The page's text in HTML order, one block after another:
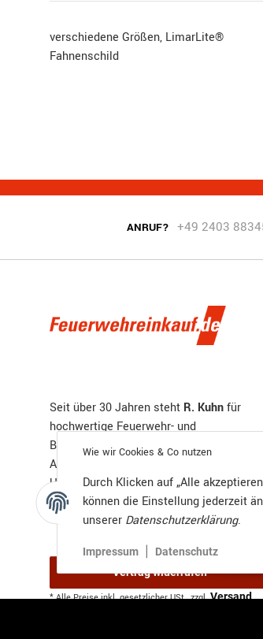
Wie wir Cookies & Co nutzen
Durch Klicken auf „Alle
können die Einstellung jederzeit
unserer Datenschutzerklärung.
Impressum Datenschutz
verschiedene Größen, LimarLite®
Fahnenschild
ANRUF? +49 2403
Seit über 30 Jahren steht R. Kuhnfür
hochwertige Feuerwehr- und
Brandschutzprodukte. Wir bieten geprüfte
Ausrüstung für Einsatzkräfte,
Unternehmen und Behörden –
sicher und zertifiziert.
Vertrag widerrufen
* Alle Preise inkl. gesetzlicher USt., zzgl.Versand